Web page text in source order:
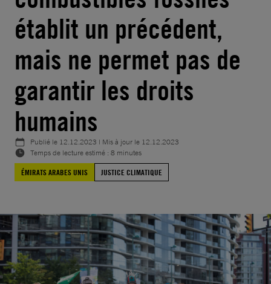
établit un précédent,
mais ne permet pas de
garantir les droits
humains
Publié le 12.12.2023 | Mis à jour le 12.12.2023
Temps de lecture estimé : 8 minutes
ÉMIRATS ARABES UNIS
JUSTICE CLIMATIQUE